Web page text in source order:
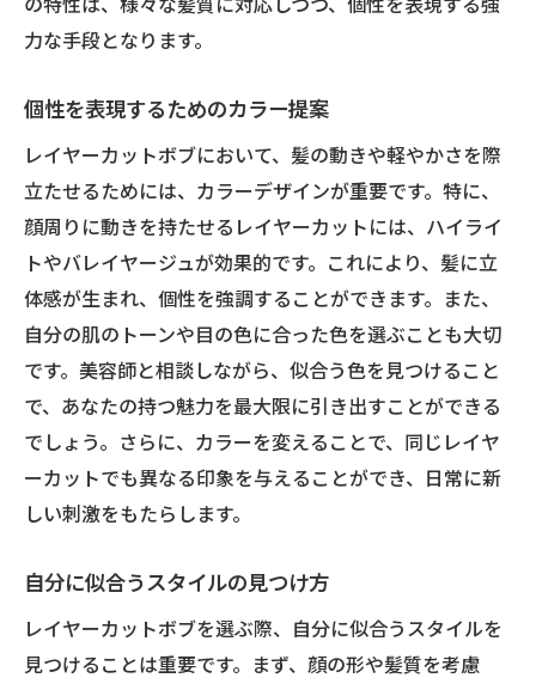
力な手段となります。
個性を表現するためのカラー提案
レイヤーカットボブにおいて、髪の動きや軽やかさを際
立たせるためには、カラーデザインが重要です。特に、
顔周りに動きを持たせるレイヤーカットには、ハイライ
トやバレイヤージュが効果的です。これにより、髪に立
体感が生まれ、個性を強調することができます。また、
自分の肌のトーンや目の色に合った色を選ぶことも大切
です。美容師と相談しながら、似合う色を見つけること
で、あなたの持つ魅力を最大限に引き出すことができる
でしょう。さらに、カラーを変えることで、同じレイヤ
ーカットでも異なる印象を与えることができ、日常に新
しい刺激をもたらします。
自分に似合うスタイルの見つけ方
レイヤーカットボブを選ぶ際、自分に似合うスタイルを
見つけることは重要です。まず、顔の形や髪質を考慮